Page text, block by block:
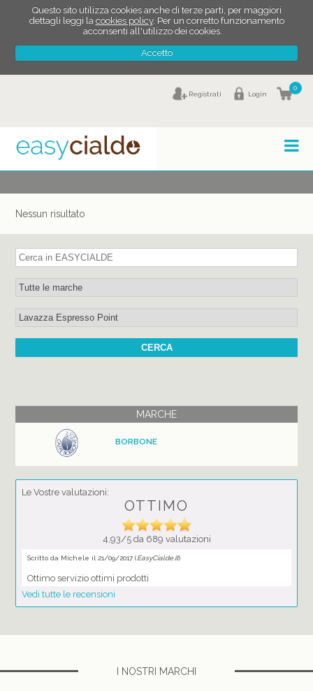
Questo sito utilizza cookies anche di terze parti, per maggiori
dettagli leggi la cookies policy. Per un corretto funzionamento
acconsenti all'utilizzo dei cookies.
Accetto
0
Login
Registrati
Nessun risultato
MARCHE
BORBONE
Le Vostre valutazioni:
OTTIMO
4,93/5 da 689 valutazioni
Scritto da Michele il 21/09/2017 (EasyCialde.it)
Ottimo servizio ottimi prodotti
Vedi tutte le recensioni
I NOSTRI MARCHI